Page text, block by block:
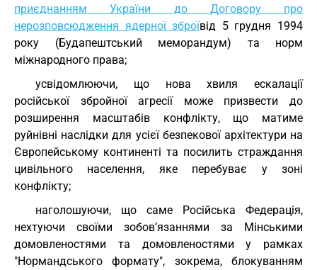
приєднанням України до Договору про
нерозповсюдження ядерної зброївід 5 грудня 1994
року (Будапештський меморандум) та норм
міжнародного права;
усвідомлюючи, що нова хвиля ескалації
російської збройної агресії може призвести до
розширення масштабів конфлікту, що матиме
руйнівні наслідки для усієї безпекової архітектури на
Європейському континенті та посилить страждання
цивільного населення, яке перебуває у зоні
конфлікту;
наголошуючи, що саме Російська Федерація,
нехтуючи своїми зобов’язаннями за Мінськими
домовленостями та домовленостями у рамках
"Нормандського формату", зокрема, блокуванням